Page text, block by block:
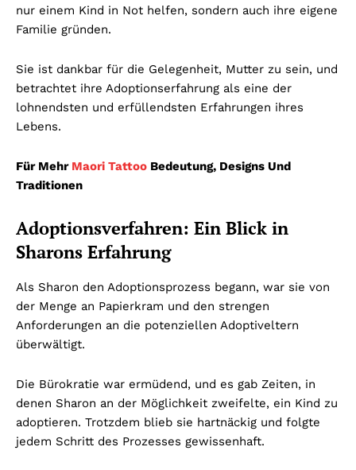
nur einem Kind in Not helfen, sondern auch ihre eigene
Familie gründen.
Sie ist dankbar für die Gelegenheit, Mutter zu sein, und
betrachtet ihre Adoptionserfahrung als eine der
lohnendsten und erfüllendsten Erfahrungen ihres
Lebens.
Für Mehr Maori Tattoo Bedeutung, Designs Und
Traditionen
Adoptionsverfahren: Ein Blick in
Sharons Erfahrung
Als Sharon den Adoptionsprozess begann, war sie von
der Menge an Papierkram und den strengen
Anforderungen an die potenziellen Adoptiveltern
überwältigt.
Die Bürokratie war ermüdend, und es gab Zeiten, in
denen Sharon an der Möglichkeit zweifelte, ein Kind zu
adoptieren. Trotzdem blieb sie hartnäckig und folgte
jedem Schritt des Prozesses gewissenhaft.